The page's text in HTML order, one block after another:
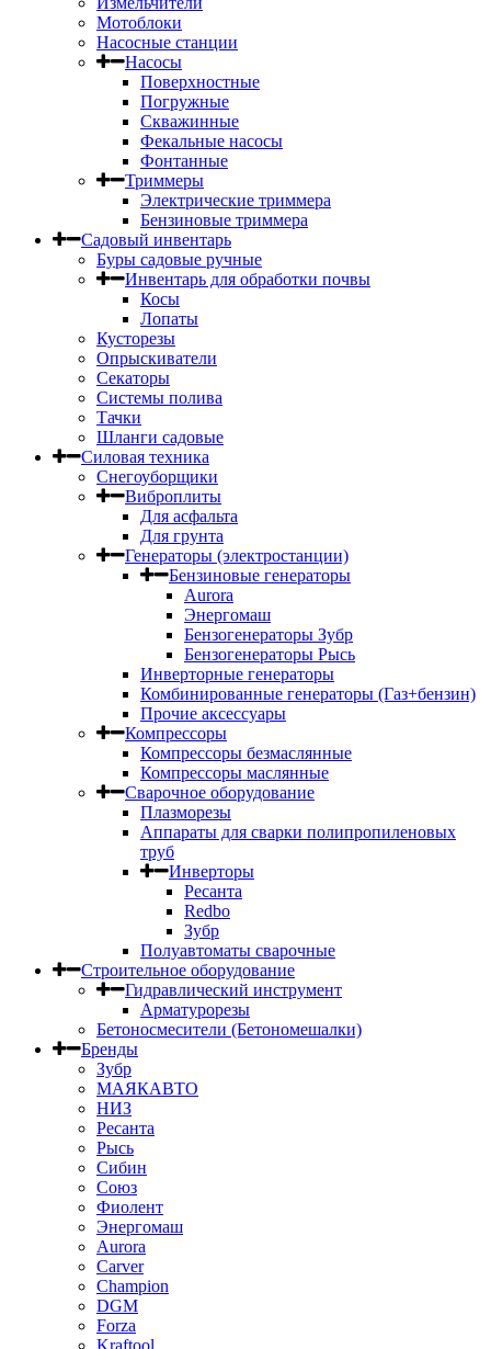
Мотоблоки
Насосные станции
Насосы
Поверхностные
Погружные
Скважинные
Фекальные насосы
Фонтанные
Триммеры
Электрические триммера
Бензиновые триммера
Садовый инвентарь
Буры садовые ручные
Инвентарь для обработки почвы
Косы
Лопаты
Кусторезы
Опрыскиватели
Секаторы
Системы полива
Тачки
Шланги садовые
Силовая техника
Снегоуборщики
Виброплиты
Для асфальта
Для грунта
Генераторы (электростанции)
Бензиновые генераторы
Aurora
Энергомаш
Бензогенераторы Зубр
Бензогенераторы Рысь
Инверторные генераторы
Комбинированные генераторы (Газ+бензин)
Прочие аксессуары
Компрессоры
Компрессоры безмаслянные
Компрессоры маслянные
Сварочное оборудование
Плазморезы
Аппараты для сварки полипропиленовых
труб
Инверторы
Ресанта
Redbo
Зубр
Полуавтоматы сварочные
Строительное оборудование
Гидравлический инструмент
Арматурорезы
Бетоносмесители (Бетономешалки)
Бренды
Зубр
МАЯКАВТО
НИЗ
Ресанта
Рысь
Сибин
Союз
Фиолент
Энергомаш
Aurora
Carver
Champion
DGM
Forza
Kraftool